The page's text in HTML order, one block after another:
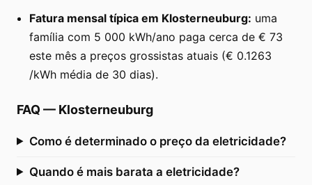
Fatura mensal típica em Klosterneuburg: uma
família com 5 000 kWh/ano paga cerca de € 73
este mês a preços grossistas atuais (€ 0.1263
/kWh média de 30 dias).
FAQ — Klosterneuburg
Como é determinado o preço da eletricidade?
Quando é mais barata a eletricidade?